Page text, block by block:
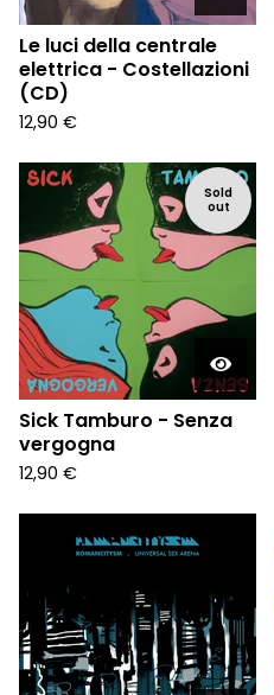
Le luci della centrale
elettrica - Costellazioni
(CD)
12,90 €
Sold
out
Sick Tamburo - Senza
vergogna
12,90 €